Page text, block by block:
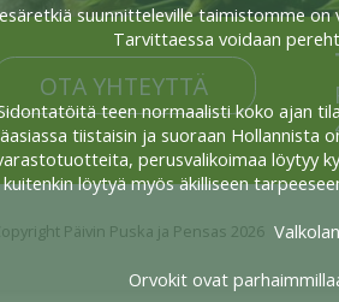
suunnitteleville taimistomme on
Tarvittaessa voidaan
teen normaalisti koko ajan
tiistaisin ja suoraan Hollannista
perusvalikoimaa löytyy
kuitenkin löytyä myös äkilliseen
Orvokit ovat
OTA YHTEYTTÄ
Päivin Puska ja Pensas 2026